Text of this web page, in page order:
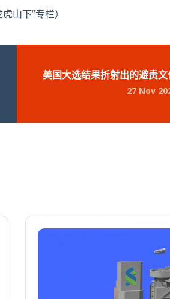
山下”专栏）
美国大选结果折射出的避责文
27 Nov